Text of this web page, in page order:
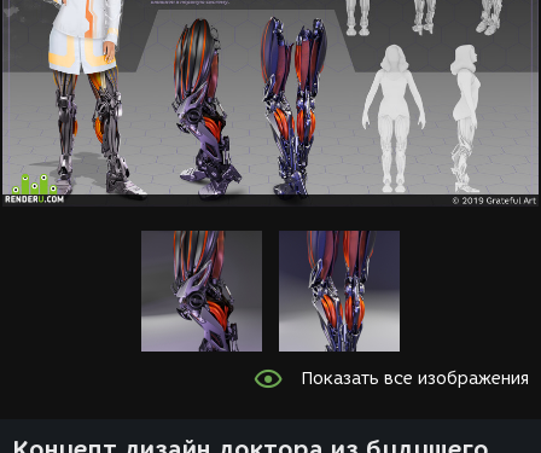
Показать все изображения